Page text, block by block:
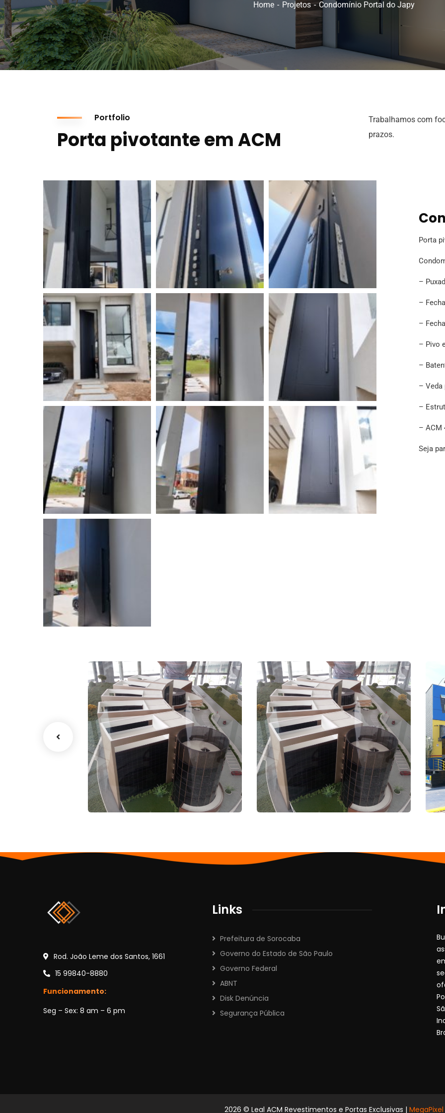
Home Projetos Condomínio Portal do Japy
Portfolio
Porta pivotante em ACM
Trabalhamos com
prazos.
Porta
–
–
–
– Pivo
–
–
–
– ACM
Seja
Portas em ACM
Portas
Fapemig
Revestimento
Rod. João Leme dos Santos, 1661
15 99840-8880
Funcionamento:
Seg – Sex: 8 am – 6 pm
Links
Prefeitura de Sorocaba
Governo do Estado de São Paulo
Governo Federal
ABNT
Disk Denúncia
Segurança Pública
2026 © Leal ACM Revestimentos e Portas Exclusivas | MegaPixel